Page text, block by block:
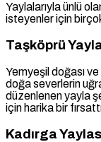
Yaylalarıyla ünlü
isteyenler için
Taşköprü
Yemyeşil doğası
doğa severlerin
düzenlenen yayla
için harika bir
Kadırga